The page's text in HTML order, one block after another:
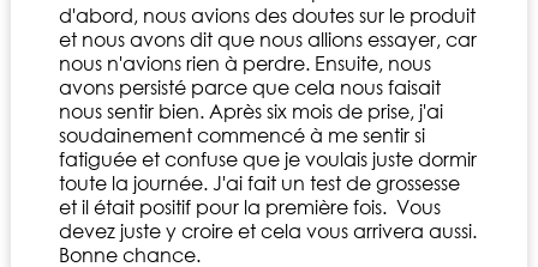
d'abord, nous avions des doutes sur le produit
et nous avons dit que nous allions essayer, car
nous n'avions rien à perdre. Ensuite, nous
avons persisté parce que cela nous faisait
nous sentir bien. Après six mois de prise, j'ai
soudainement commencé à me sentir si
fatiguée et confuse que je voulais juste dormir
toute la journée. J'ai fait un test de grossesse
et il était positif pour la première fois. Vous
devez juste y croire et cela vous arrivera aussi.
Bonne chance.